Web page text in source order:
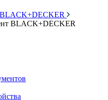
BLACK+DECKER
BLACK+DECKER